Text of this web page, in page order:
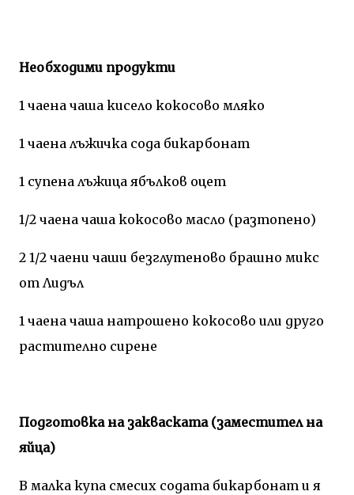
Необходими продукти
1 чаена чаша кисело кокосово мляко
1 чаена лъжичка сода бикарбонат
1 супена лъжица ябълков оцет
1/2 чаена чаша кокосово масло (разтопено)
2 1/2 чаени чаши безглутеново брашно микс
от Лидъл
1 чаена чаша натрошено кокосово или друго
растително сирене
Подготовка на закваската (заместител на
яйца)
В малка купа смесих содата бикарбонат и я